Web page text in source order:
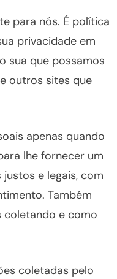
para nós. É política
privacidade em
sua que possamos
outros sites que
apenas quando
lhe fornecer um
e legais, com
Também
coletando e como
coletadas pelo